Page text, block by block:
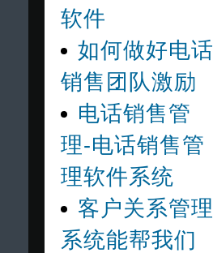
软件
如何做好电话
销售团队激励
电话销售管
理-电话销售管
理软件系统
客户关系管理
系统能帮我们